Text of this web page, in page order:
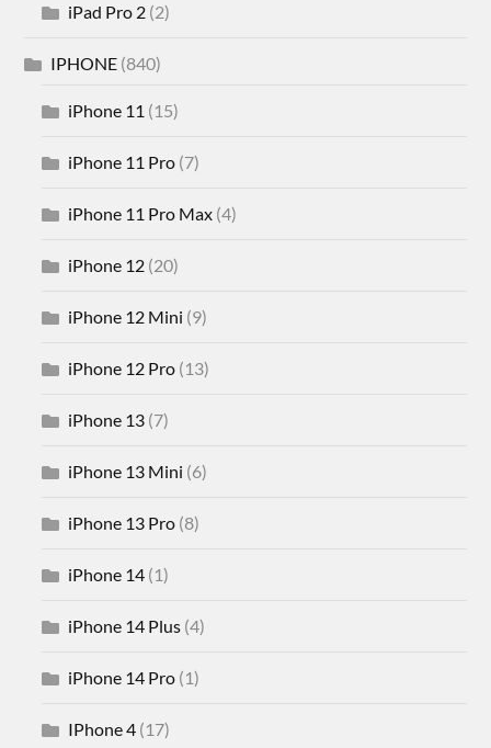
iPad Pro 2 (2)
IPHONE (840)
iPhone 11 (15)
iPhone 11 Pro (7)
iPhone 11 Pro Max (4)
iPhone 12 (20)
iPhone 12 Mini (9)
iPhone 12 Pro (13)
iPhone 13 (7)
iPhone 13 Mini (6)
iPhone 13 Pro (8)
iPhone 14 (1)
iPhone 14 Plus (4)
iPhone 14 Pro (1)
IPhone 4 (17)